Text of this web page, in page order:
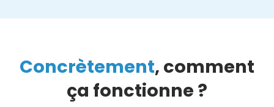
Concrètement, comment
ça fonctionne ?